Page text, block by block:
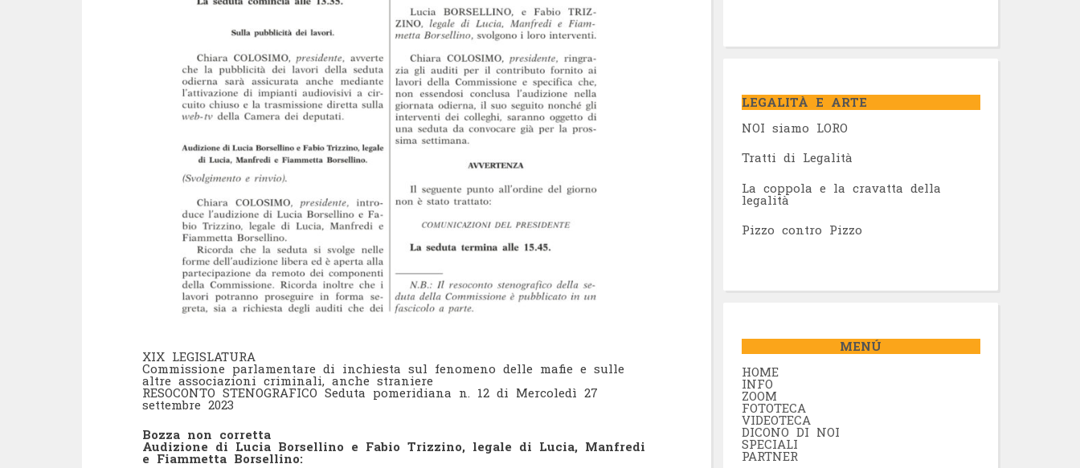
XIX LEGISLATURA
Commissione parlamentare di inchiesta sul fenomeno delle mafie e sulle
altre associazioni criminali, anche straniere
RESOCONTO STENOGRAFICO Seduta pomeridiana n. 12 di Mercoledì 27
settembre 2023
Bozza non corretta
Audizione di Lucia Borsellino e Fabio Trizzino, legale di Lucia, Manfredi
e Fiammetta Borsellino:
LEGALITÀ E ARTE
NOI siamo LORO
Tratti di Legalità
La coppola e la cravatta della
legalità
Pizzo contro Pizzo
MENÚ
HOME
INFO
ZOOM
FOTOTECA
VIDEOTECA
DICONO DI NOI
SPECIALI
PARTNER